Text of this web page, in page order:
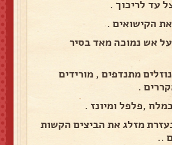
עד לריכוך .
הקישואים .
אש נמוכה מאד בסיר
מתנדפים , מורידים
.
,פלפל ומיונז .
מזלג את הביצים הקשות
..